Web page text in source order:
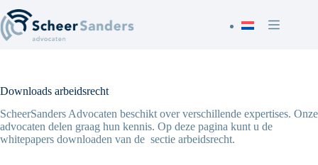
to
content
Downloads arbeidsrecht
ScheerSanders Advocaten beschikt over verschillende expertises. Onze
advocaten delen graag hun kennis. Op deze pagina kunt u de
whitepapers downloaden van de sectie arbeidsrecht.